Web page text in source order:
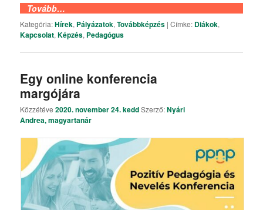
Tovább…
Kategória:Hírek, Pályázatok,Továbbképzés |Címke: Diákok,
Kapcsolat,Képzés, Pedagógus
Egy online konferencia
margójára
Közzétéve2020. november 24. keddSzerző:Nyári
Andrea, magyartanár